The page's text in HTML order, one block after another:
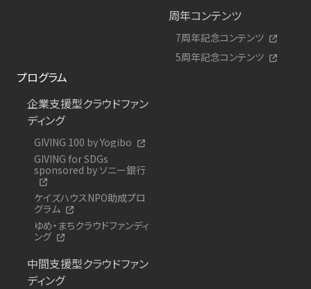
周年コンテンツ
7周年記念コンテンツ
5周年記念コンテンツ
プログラム
企業支援型クラウドファン
ディング
GIVING 100 by Yogibo
GIVING for SDGs
sponsored by ソニー銀行
ケイズハウスNPO助成プロ
グラム
ゆめ・まちクラウドファンディ
ング
中間支援型クラウドファン
ディング